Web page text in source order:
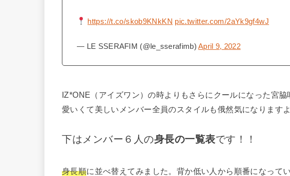
https://t.co/skob9KNkKN pic.twitter.com/2aYk9gf4wJ
— LE SSERAFIM (@le_sserafimb)April 9, 2022
IZ*ONE（アイズワン）の時よりもさらにクールになった宮
愛いくて美しいメンバー全員のスタイルも俄然気になりますよ
下はメンバー６人の身長の一覧表です！！
身長順に並べ替えてみました。背か低い人から順番になってい